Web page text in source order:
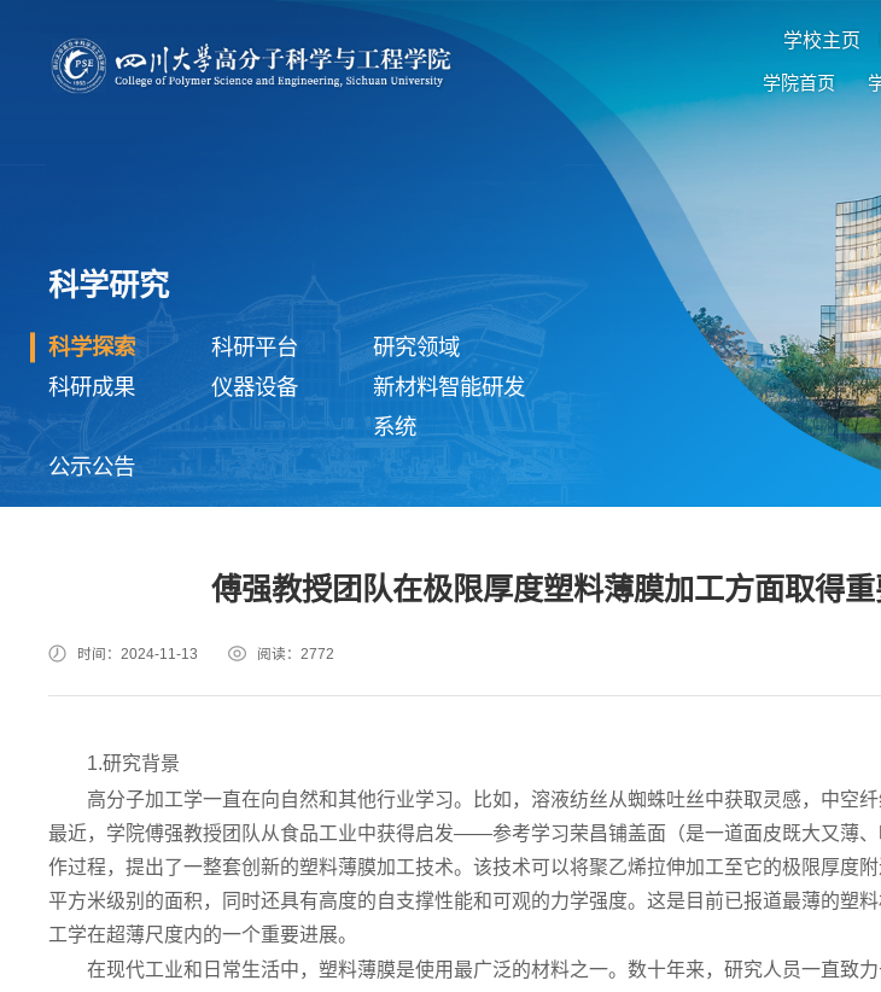
学校主页
学院首页
科学研究
科学探索 科研平台
研究领域
科研成果
仪器设备
新材料智能研发
系统
公示公告
傅强教授团队在极限厚度塑料薄膜加工方面取得
时间：2024-11-13 阅读： 2772
1.研究背景
高分子加工学一直在向自然和其他行业学习。比如，溶液纺丝从蜘蛛吐丝中获取灵感，中空纤
最近，学院傅强教授团队从食品工业中获得启发——参考学习荣昌铺盖面（是一道面皮既大又薄、
作过程，提出了一整套创新的塑料薄膜加工技术。该技术可以将聚乙烯拉伸加工至它的极限厚度
平方米级别的面积，同时还具有高度的自支撑性能和可观的力学强度。这是目前已报道最薄的塑
工学在超薄尺度内的一个重要进展。
在现代工业和日常生活中，塑料薄膜是使用最广泛的材料之一。数十年来，研究人员一直致